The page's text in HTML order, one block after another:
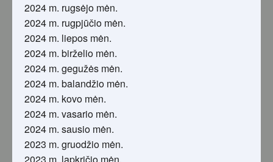
2024 m. rugsėjo mėn.
2024 m. rugpjūčio mėn.
2024 m. liepos mėn.
2024 m. birželio mėn.
2024 m. gegužės mėn.
2024 m. balandžio mėn.
2024 m. kovo mėn.
2024 m. vasario mėn.
2024 m. sausio mėn.
2023 m. gruodžio mėn.
2023 m. lapkričio mėn.